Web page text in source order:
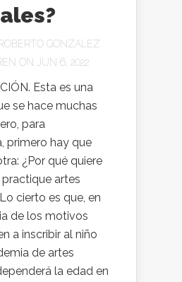
ROBERTO GONZALEZ
ON JUN 6, 2022
Esta es una
se hace muchas
para
primero hay que
¿Por qué quiere
artes
cierto es que, en
de los motivos
a inscribir al niño
de artes
la edad en